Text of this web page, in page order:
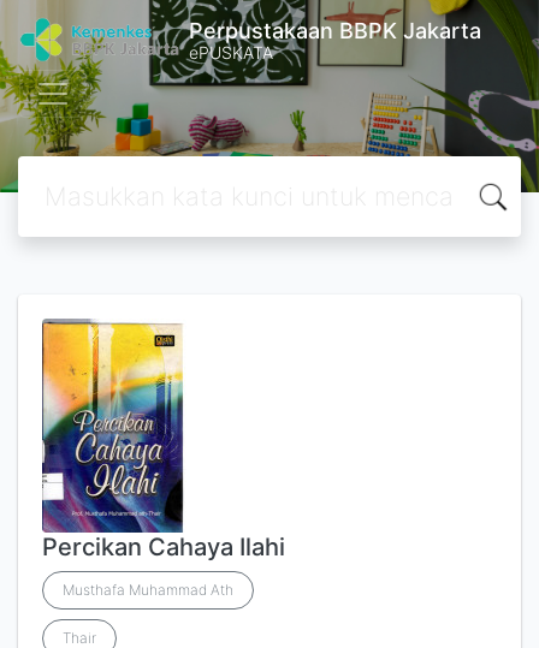
Perpustakaan BBPK Jakarta
ePUSKATA
Percikan Cahaya Ilahi
Musthafa Muhammad Ath
Thair